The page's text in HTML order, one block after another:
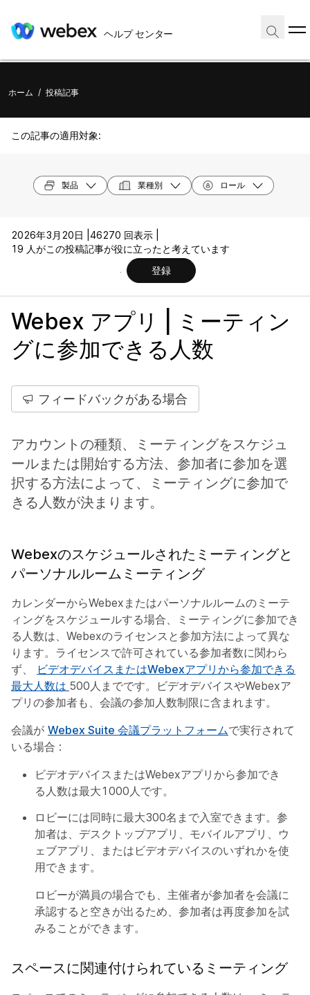
ヘルプ センター
ホーム / 投稿記事
この記事の適用対象:
製品 業種別 ロール
2026年3月20日 | 46270 回表示 |
19 人がこの投稿記事が役に立ったと考えています
登録
Webex アプリ | ミーティン
グに参加できる人数
フィードバックがある場合
アカウントの種類、ミーティングをスケジュ
ールまたは開始する方法、参加者に参加を選
択する方法によって、ミーティングに参加で
きる人数が決まります。
Webexのスケジュールされたミーティングと
パーソナルルームミーティング
カレンダーからWebexまたはパーソナルルームのミーテ
ィングをスケジュールする場合、ミーティングに参加でき
る人数は、Webexのライセンスと参加方法によって異な
ります。ライセンスで許可されている参加者数に関わら
ず、
ビデオデバイスまたはWebexアプリから参加できる
最大人数は 500人までです。ビデオデバイスやWebexア
プリの参加者も、会議の参加人数制限に含まれます。
会議が Webex Suite 会議プラットフォームで実行されて
いる場合 :
ビデオデバイスまたはWebexアプリから参加でき
る人数は最大1000人です。
ロビーには同時に最大300名まで入室できます。参
加者は、デスクトップアプリ、モバイルアプリ、ウ
ェブアプリ、またはビデオデバイスのいずれかを使
用できます。
ロビーが満員の場合でも、主催者が参加者を会議に
承認すると空きが出るため、参加者は再度参加を試
みることができます。
スペースに関連付けられているミーティング